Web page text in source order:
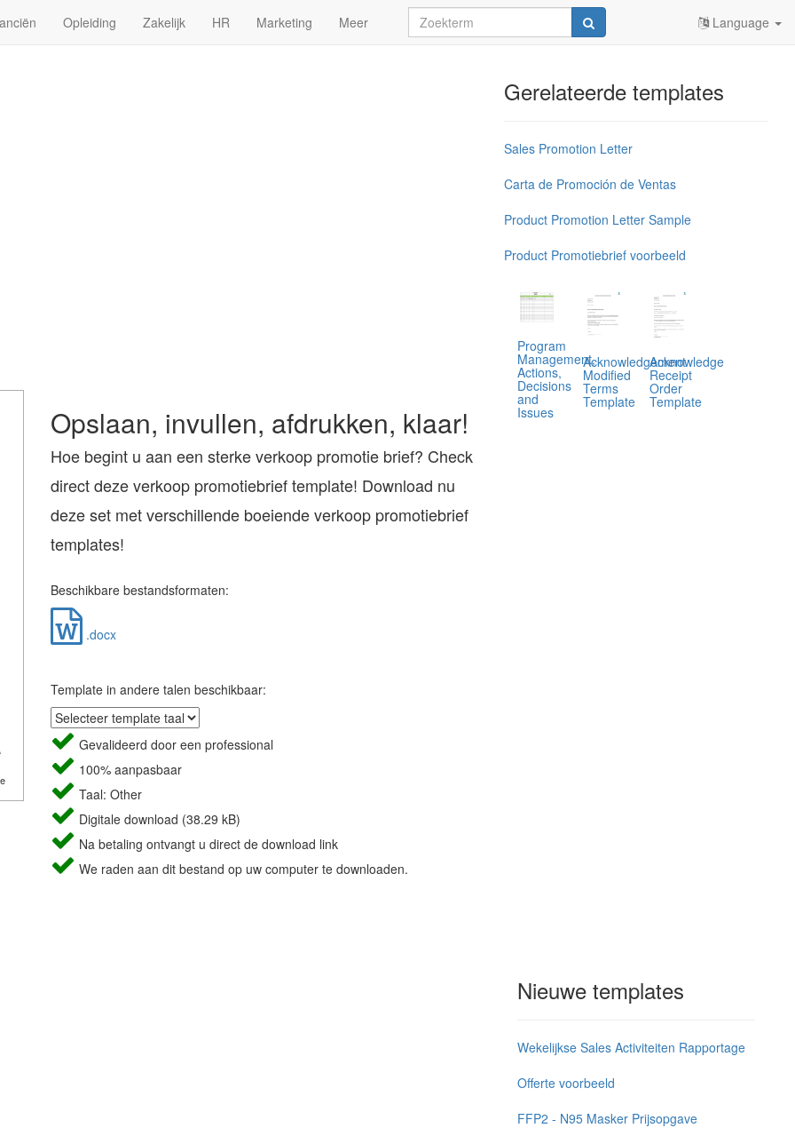
Opleiding Zakelijk HR Marketing Meer Language
Opslaan, invullen, afdrukken, klaar!
Hoe begint u aan een sterke verkoop promotie brief? Check
direct deze verkoop promotiebrief template! Download nu
deze set met verschillende boeiende verkoop promotiebrief
templates!
Beschikbare bestandsformaten:
.docx
Template in andere talen beschikbaar:
Gevalideerd door een professional
100% aanpasbaar
Taal: Other
Digitale download (38.29 kB)
Na betaling ontvangt u direct de download link
We raden aan dit bestand op uw computer te downloaden.
Gerelateerde templates
Sales Promotion Letter
Carta de Promoción de Ventas
Product Promotion Letter Sample
Product Promotiebrief voorbeeld
Program
Management,
Actions,
Decisions
and
Issues
Acknowledgement
Modified
Terms
Template
Acknowledge
Receipt
Order
Template
Nieuwe templates
Wekelijkse Sales Activiteiten Rapportage
Offerte voorbeeld
FFP2 - N95 Masker Prijsopgave